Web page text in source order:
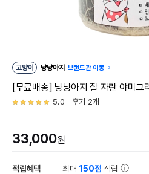
고양이 냥냥아지 브랜드관 이동
[무료배송] 냥냥아지 잘 자란 야미그
5.0 후기 2개
33,000원
적립혜택 최대150점 적립